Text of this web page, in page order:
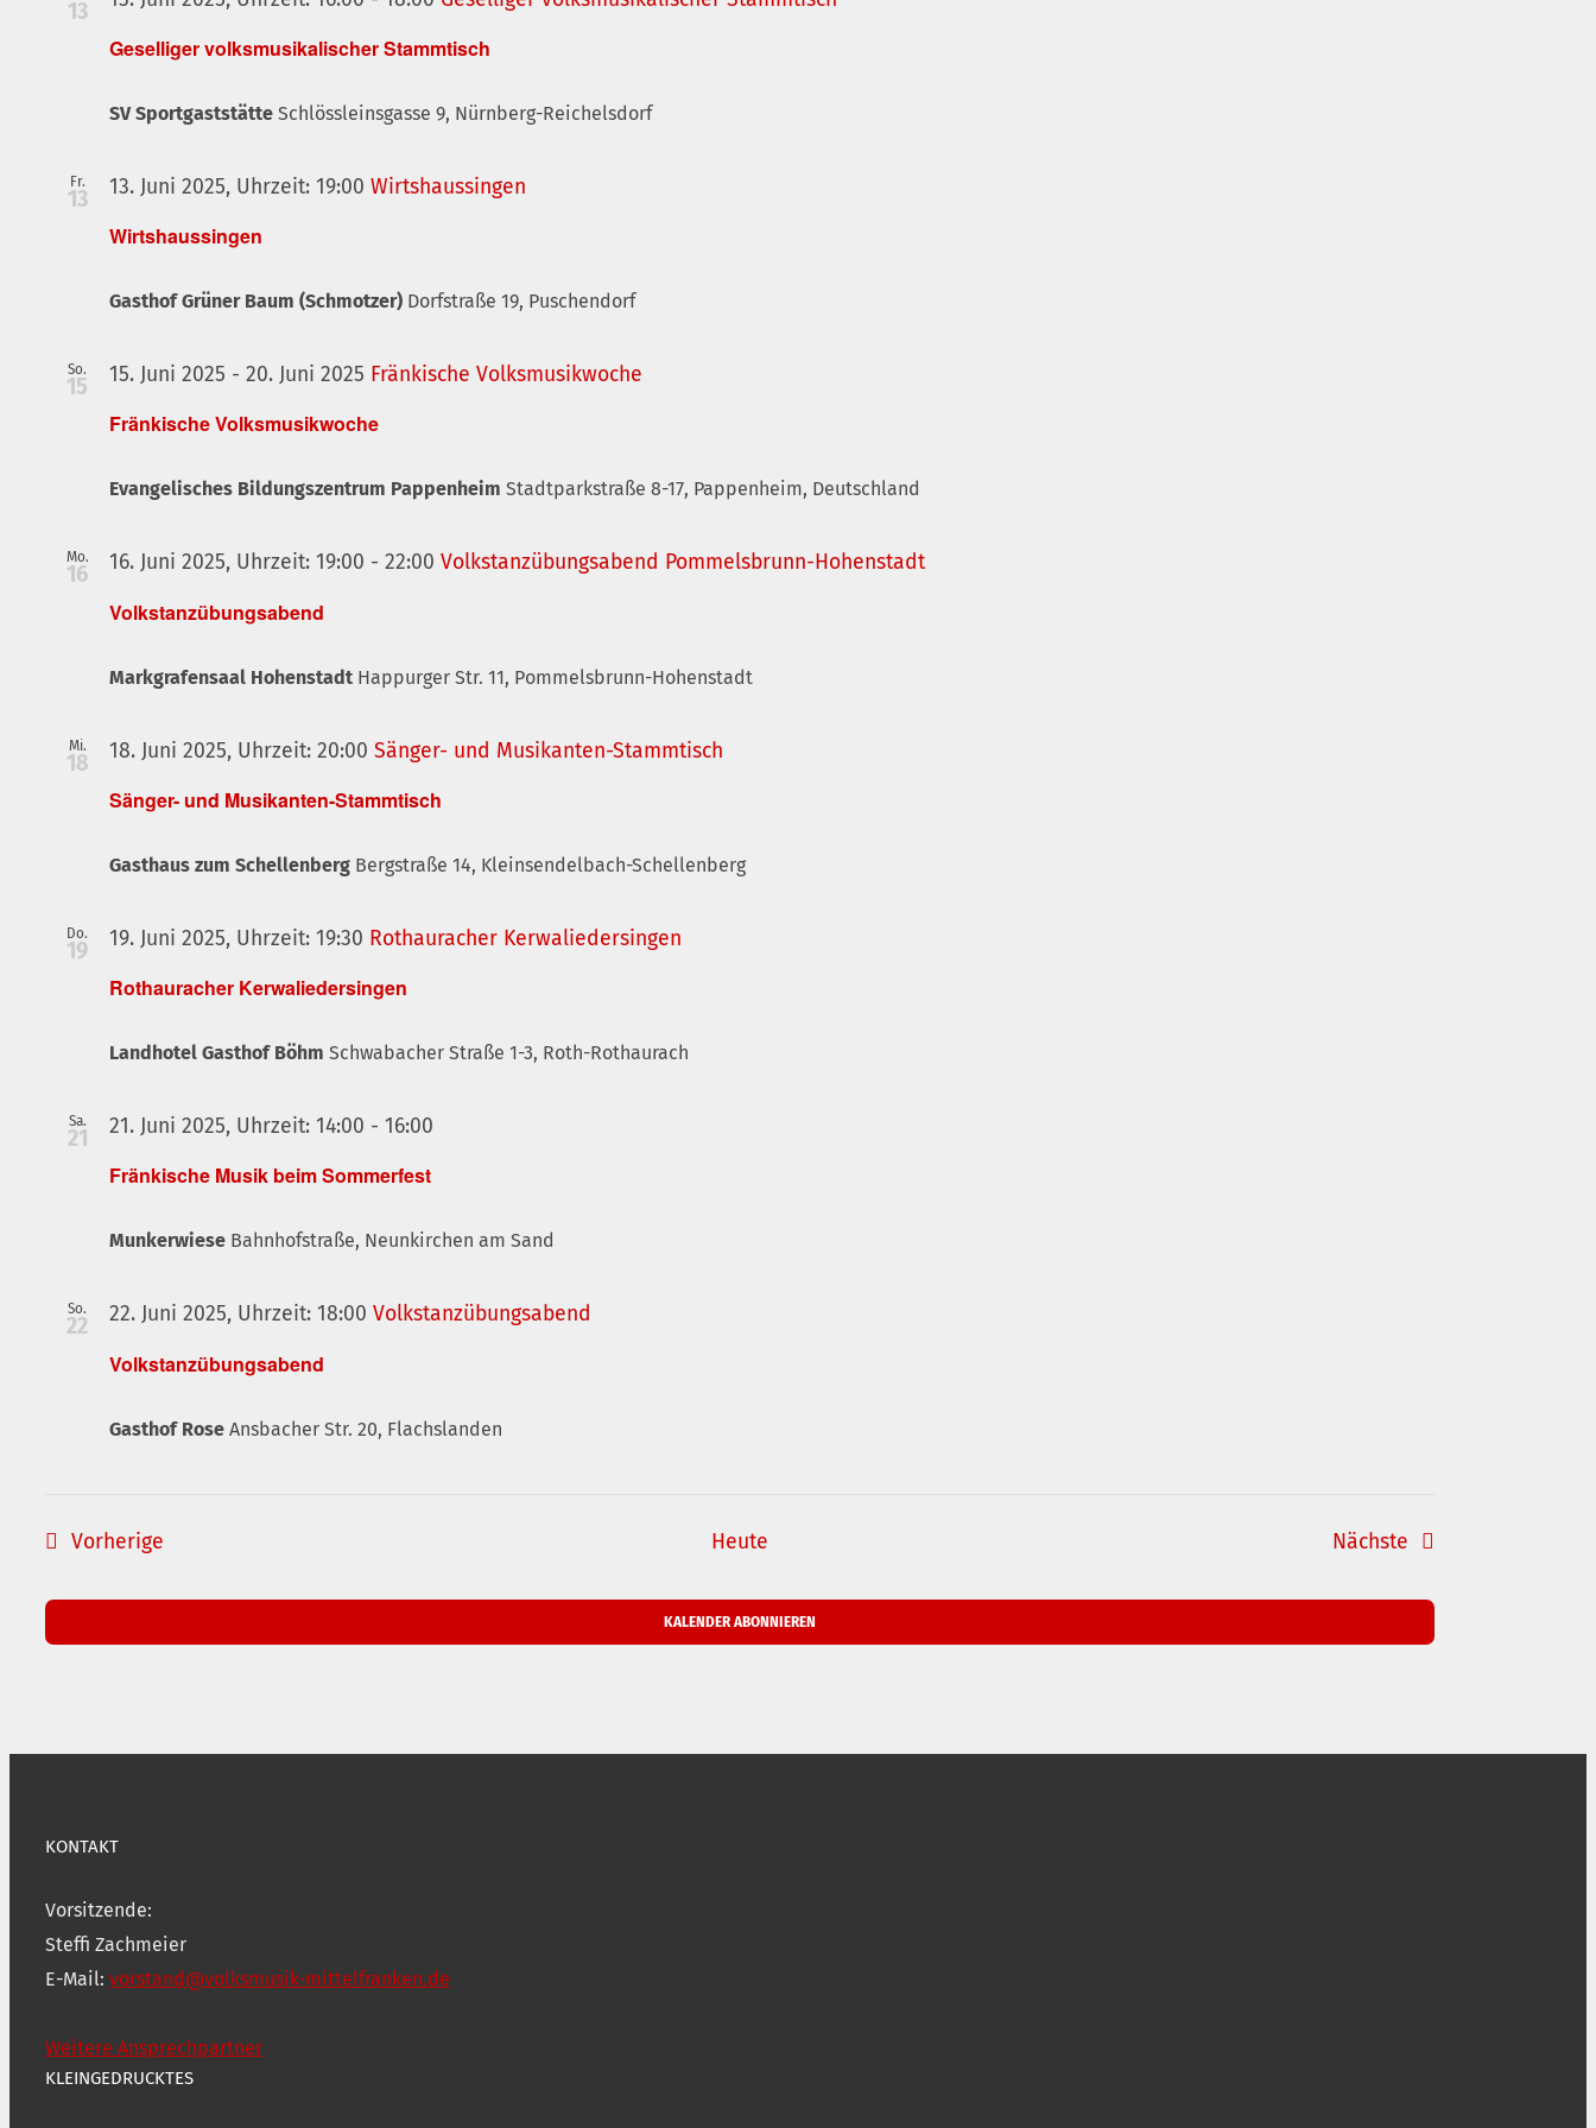
13
Geselliger volksmusikalischer Stammtisch
SV Sportgaststätte Schlössleinsgasse 9, Nürnberg-Reichelsdorf
Fr.
13
Wirtshaussingen
13. Juni 2025, Uhrzeit: 19:00 Wirtshaussingen
Gasthof Grüner Baum (Schmotzer) Dorfstraße 19, Puschendorf
So.
15
Fränkische Volksmusikwoche
15. Juni 2025 - 20. Juni 2025 Fränkische Volksmusikwoche
Evangelisches Bildungszentrum Pappenheim Stadtparkstraße 8-17, Pappenheim, Deutschland
Mo.
16
Volkstanzübungsabend
16. Juni 2025, Uhrzeit: 19:00 - 22:00 Volkstanzübungsabend Pommelsbrunn-Hohenstadt
Markgrafensaal Hohenstadt Happurger Str. 11, Pommelsbrunn-Hohenstadt
Mi.
18
Sänger- und Musikanten-Stammtisch
18. Juni 2025, Uhrzeit: 20:00 Sänger- und Musikanten-Stammtisch
Gasthaus zum Schellenberg Bergstraße 14, Kleinsendelbach-Schellenberg
Do.
19
Rothauracher Kerwaliedersingen
19. Juni 2025, Uhrzeit: 19:30 Rothauracher Kerwaliedersingen
Landhotel Gasthof Böhm Schwabacher Straße 1-3, Roth-Rothaurach
Sa.
21
Fränkische Musik beim Sommerfest
21. Juni 2025, Uhrzeit: 14:00 - 16:00
Munkerwiese Bahnhofstraße, Neunkirchen am Sand
So.
22
Volkstanzübungsabend
22. Juni 2025, Uhrzeit: 18:00 Volkstanzübungsabend
Gasthof Rose Ansbacher Str. 20, Flachslanden
VorherigeVeranstaltungen Heute Nächste Veranstaltungen
KALENDER ABONNIEREN
KONTAKT
Vorsitzende:
Steffi Zachmeier
E-Mail: vorstand@volksmusik-mittelfranken.de
Weitere Ansprechpartner
KLEINGEDRUCKTES